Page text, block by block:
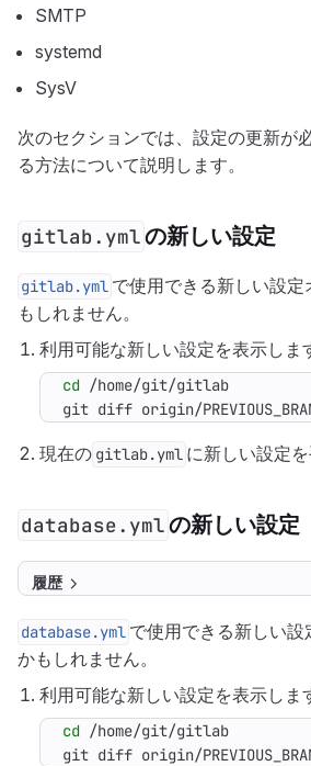
SMTP
systemd
SysV
次のセクションでは、設定の更新が
る方法について説明します。
gitlab.ymlの新しい設定
gitlab.yml で使用できる新しい設
もしれません。
利用可能な新しい設定を表示しま
cd
git diff origin/
現在の gitlab.yml に新しい設定を
database.ymlの新しい設定
履歴
database.yml で使用できる新しい設
かもしれません。
利用可能な新しい設定を表示しま
cd
git diff origin/